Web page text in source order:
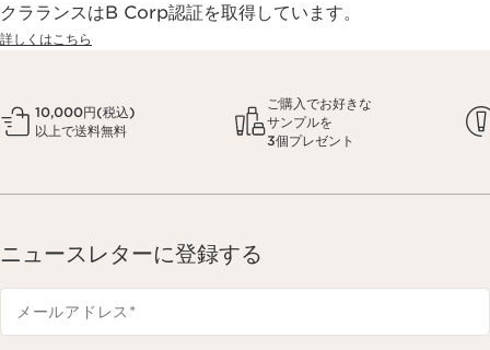
クラランスはB Corp認証を取得しています。
詳しくはこちら
10,000円(税込)
以上で送料無料
ご購入でお好きな
サンプルを
3個プレゼント
ニュースレターに登録する
メールアドレス *